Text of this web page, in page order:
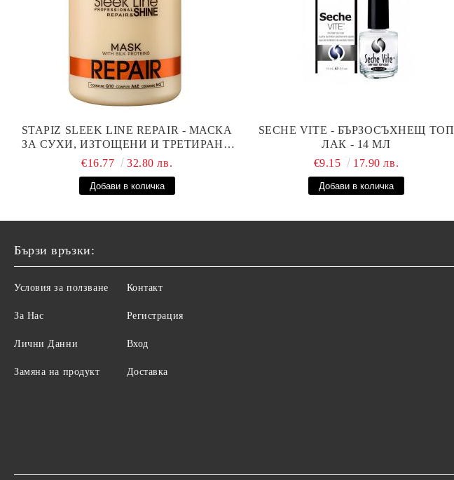
STAPIZ SLEEK LINE REPAIR - МАСКА
ЗА СУХИ, ИЗТОЩЕНИ И ТРЕТИРАНИ
КОСИ С КОПРИНЕНИ ПРОТЕИНИ,
€16.77 32.80 лв.
SECHE VITE - БЪРЗОСЪХНЕЩ ТОП
ЛАК - 14 МЛ
€9.15
17.90 лв.
Бързи връзки:
Условия за ползване
За Нас
Лични Данни
Замяна на продукт
Контакт
Регистрация
Вход
Доставка